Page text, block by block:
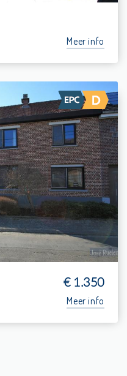
Meer info
540 m²
-
€ 1.350
Meer info